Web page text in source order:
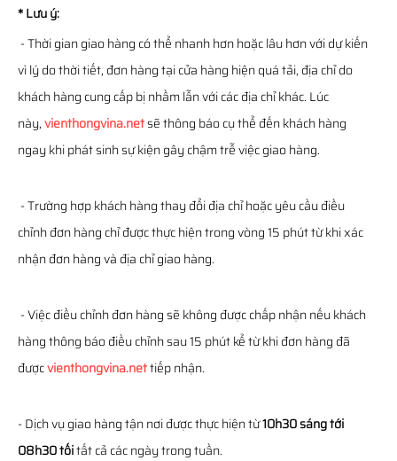
* Lưu ý:
- Thời gian giao hàng có thể nhanh hơn hoặc lâu hơn với dự kiến
vì lý do thời tiết, đơn hàng tại cửa hàng hiện quá tải, địa chỉ do
khách hàng cung cấp bị nhầm lẫn với các địa chỉ khác. Lúc
này,vienthongvina.netsẽ thông báo cụ thể đến khách hàng
ngay khi phát sinh sự kiện gây chậm trễ việc giao hàng.
- Trường hợp khách hàng thay đổi địa chỉ hoặc yêu cầu điều
chỉnh đơn hàng chỉ được thực hiện trong vòng 15 phút từ khi xác
nhận đơn hàng và địa chỉ giao hàng.
- Việc điều chỉnh đơn hàng sẽ không được chấp nhận nếu khách
hàng thông báo điều chỉnh sau 15 phút kể từ khi đơn hàng đã
đượcvienthongvina.nettiếp nhận.
- Dịch vụ giao hàng tận nơi được thực hiện từ10h30 sáng tới
08h30 tốitất cả các ngày trong tuần.